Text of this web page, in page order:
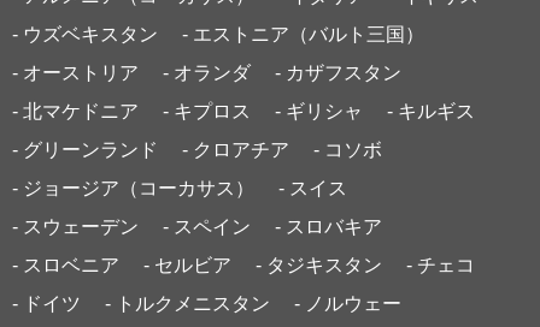
- ウズベキスタン
- エストニア（バルト三国）
- オーストリア
- オランダ
- カザフスタン
- 北マケドニア
- キプロス - ギリシャ
- キルギス
- グリーンランド
- クロアチア
- コソボ
- ジョージア（コーカサス）
- スイス
- スウェーデン
- スペイン
- スロバキア
- スロベニア
- セルビア - タジキスタン
- チェコ
- ドイツ
- トルクメニスタン
- ノルウェー